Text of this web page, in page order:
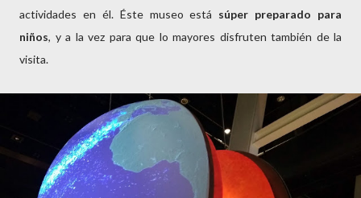
actividades en él. Éste museo está súper preparado para
niños, y a la vez para que lo mayores disfruten también de la
visita.